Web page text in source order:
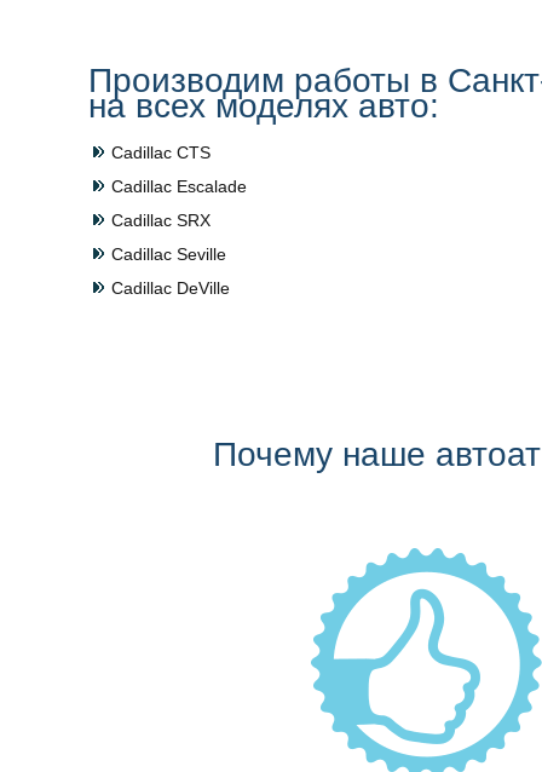
Производим работы в
на всех моделях авто:
Cadillac CTS
Cadillac Escalade
Cadillac SRX
Cadillac Seville
Cadillac DeVille
Почему наше